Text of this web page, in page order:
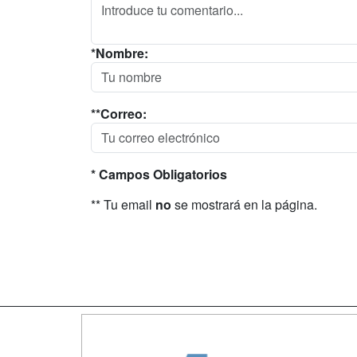
*Nombre:
**Correo:
* Campos Obligatorios
** Tu email no se mostrará en la página.